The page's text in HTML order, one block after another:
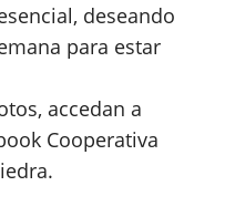
deseando
para estar
accedan a
Cooperativa